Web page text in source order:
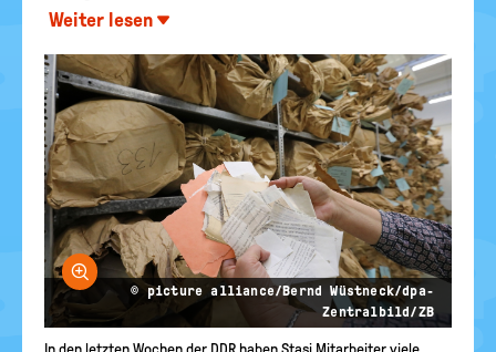
Weiter lesen
Bild vergrößern
© picture alliance/Bernd Wüstneck/dpa-
Zentralbild/ZB